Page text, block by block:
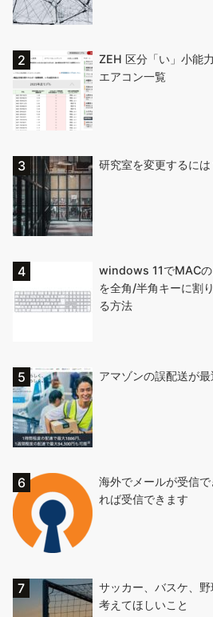
ZEH 区分「い」小能
エアコン一覧
研究室を変更するに
windows 11でMACの
を全角/半角キーに割
る方法
アマゾンの誤配送が
海外でメールが受信
れば受信できます
サッカー、バスケ、
考えてほしいこと